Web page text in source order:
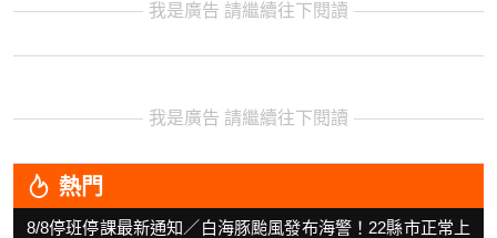
我是廣告 請繼續往下閱讀
我是廣告 請繼續往下閱讀
熱門
8/8停班停課最新通知／白海豚颱風發布海警！22縣市正常上